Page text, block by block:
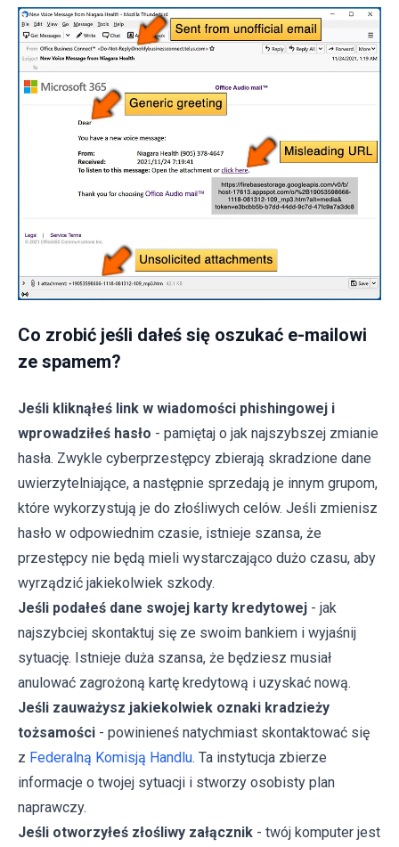
Co zrobić jeśli dałeś się oszukać e-mailowi
ze spamem?
Jeśli kliknąłeś link w wiadomości phishingowej i
wprowadziłeś hasło - pamiętaj o jak najszybszej zmianie
hasła. Zwykle cyberprzestępcy zbierają skradzione dane
uwierzytelniające, a następnie sprzedają je innym grupom,
które wykorzystują je do złośliwych celów. Jeśli zmienisz
hasło w odpowiednim czasie, istnieje szansa, że
przestępcy nie będą mieli wystarczająco dużo czasu, aby
wyrządzić jakiekolwiek szkody.
Jeśli podałeś dane swojej karty kredytowej - jak
najszybciej skontaktuj się ze swoim bankiem i wyjaśnij
sytuację. Istnieje duża szansa, że będziesz musiał
anulować zagrożoną kartę kredytową i uzyskać nową.
Jeśli zauważysz jakiekolwiek oznaki kradzieży
tożsamości - powinieneś natychmiast skontaktować się
z Federalną Komisją Handlu. Ta instytucja zbierze
informacje o twojej sytuacji i stworzy osobisty plan
naprawczy.
Jeśli otworzyłeś złośliwy załącznik - twój komputer jest